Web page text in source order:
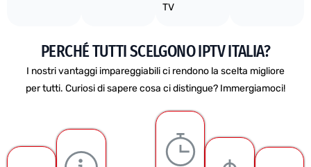
TV
PERCHÉ TUTTI SCELGONO IPTV ITALIA?
I nostri vantaggi impareggiabili ci rendono la scelta migliore
per tutti. Curiosi di sapere cosa ci distingue? Immergiamoci!